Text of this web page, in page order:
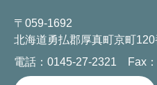
〒059-1692
北海道勇払郡厚真町京町
電話：0145-27-2321 Fax